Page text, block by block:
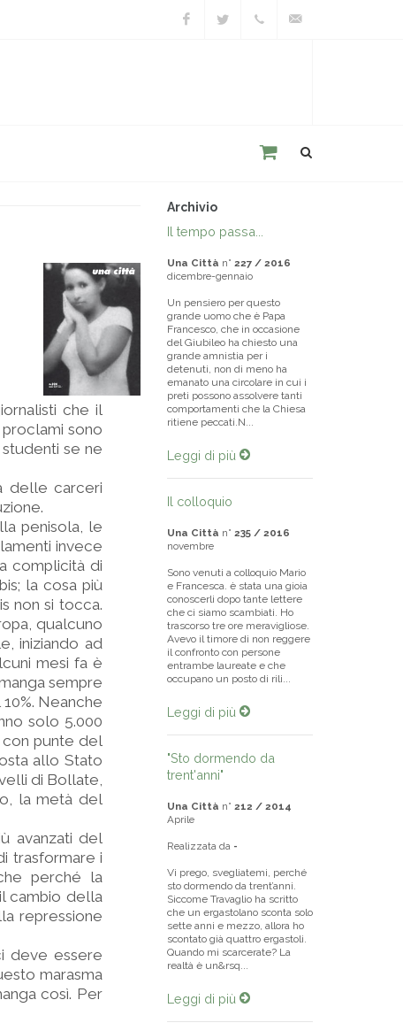
che il
sono
se ne
delle carceri
penisola, le
invece
complicità di
la cosa più
non si tocca.
qualcuno
iniziando ad
mesi fa è
sempre
Neanche
solo 5.000
con punte del
allo Stato
di Bollate,
la metà del
avanzati del
trasformare i
perché la
cambio della
repressione
deve essere
marasma
così. Per
Archivio
Il tempo passa...
Una Città n° 227 / 2016
dicembre-gennaio
Un pensiero per questo
grande uomo che è Papa
Francesco, che in occasione
del Giubileo ha chiesto una
grande amnistia per i
detenuti, non di meno ha
emanato una circolare in cui i
preti possono assolvere tanti
comportamenti che la Chiesa
ritiene peccati.N...
Leggi di più
Il colloquio
Una Città n° 235 / 2016
novembre
Sono venuti a colloquio Mario
e Francesca. è stata una gioia
conoscerli dopo tante lettere
che ci siamo scambiati. Ho
trascorso tre ore meravigliose.
Avevo il timore di non reggere
il confronto con persone
entrambe laureate e che
occupano un posto di rili...
Leggi di più
"Sto dormendo da
trent'anni"
Una Città n° 212 / 2014
Aprile
Realizzata da -
Vi prego, svegliatemi, perché
sto dormendo da trent’anni.
Siccome Travaglio ha scritto
che un ergastolano sconta solo
sette anni e mezzo, allora ho
scontato già quattro ergastoli.
Quando mi scarcerate? La
realtà è un&rsq...
Leggi di più